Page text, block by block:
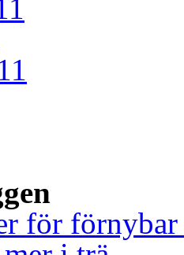
för förnybar